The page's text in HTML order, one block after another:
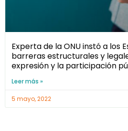
Experta de la ONU instó a los
barreras estructurales y
expresión y la participación
Leer más »
5 mayo, 2022